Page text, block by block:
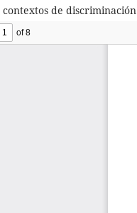
contextos de discriminación